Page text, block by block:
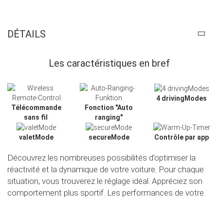
DÉTAILS
Les caractéristiques en bref
Télécommande
sans fil
Fonction "Auto
ranging"
4 drivingModes
valetMode secureMode Contrôle par app
Découvrez les nombreuses possibilités d'optimiser la
réactivité et la dynamique de votre voiture. Pour chaque
situation, vous trouverez le réglage idéal. Appréciez son
comportement plus sportif. Les performances de votre
Slide02